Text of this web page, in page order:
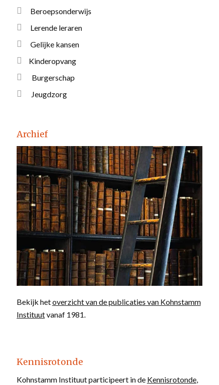
Beroepsonderwijs
Lerende leraren
Gelijke kansen
Kinderopvang
Burgerschap
Jeugdzorg
Archief
Bekijk hetoverzicht van de publicaties van Kohnstamm
Instituutvanaf 1981.
Kennisrotonde
Kohnstamm Instituut participeert in de Kennisrotonde,